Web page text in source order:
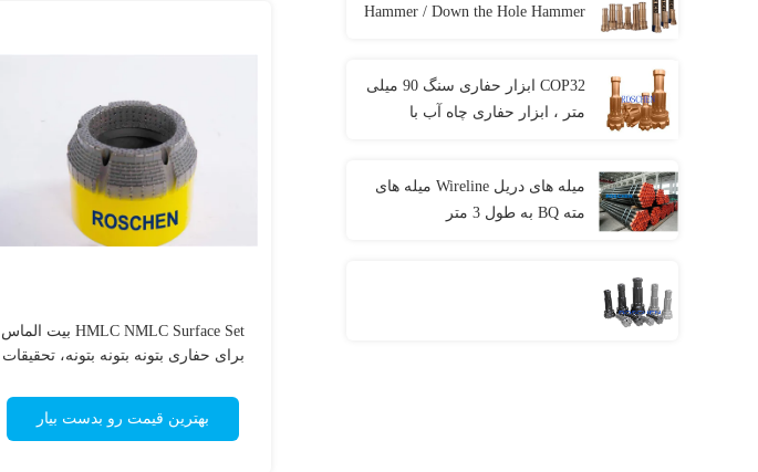
Hammer / Down the Hole Hammer
COP32 ابزار حفاری سنگ 90 میلی
متر ، ابزار حفاری چاه آب با
میله های دریل Wireline میله های
مته BQ به طول 3 متر
HMLC NMLC Surface Set بیت الماس
برای حفاری بتونه بتونه بتونه، تحقیقات
بهترین قیمت رو بدست بیار